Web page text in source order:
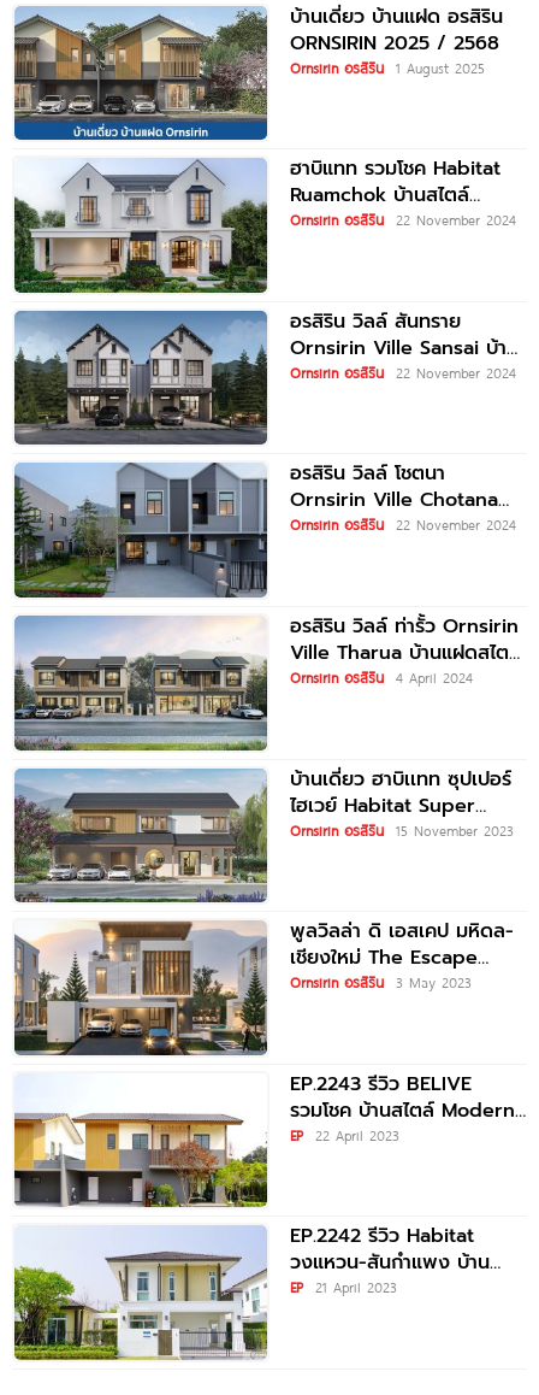
บ้านเดี่ยว บ้านแฝด อรสิริน
ORNSIRIN 2025 / 2568
Ornsirin อรสิริน 1 August 2025
ฮาบิแทท รวมโชค Habitat
Ruamchok บ้านสไตล์
French Ectectic ท่ามกลาง
Ornsirin อรสิริน 22 November 2024
อรสิริน วิลล์ สันทราย
Ornsirin Ville Sansai บ้าน
แฝดและบ้านเดี่ยว ใกล้
Ornsirin อรสิริน 22 November 2024
อรสิริน วิลล์ โชตนา
Ornsirin Ville Chotana
ทาวน์โฮมสไตล์
Ornsirin อรสิริน 22 November 2024
อรสิริน วิลล์ ท่ารั้ว Ornsirin
Ville Tharua บ้านแฝดสไตล์
Modern Homey ใกล้
Ornsirin อรสิริน 4 April 2024
บ้านเดี่ยว ฮาบิเเทท ซุปเปอร์
ไฮเวย์ Habitat Super
Highway บ้านสไตล์ญี่ปุ่น
Ornsirin อรสิริน 15 November 2023
พูลวิลล่า ดิ เอสเคป มหิดล-
เชียงใหม่ The Escape
Mahidol-Chiangmai ราคา
Ornsirin อรสิริน 3 May 2023
EP.2243 รีวิว BELIVE
รวมโชค บ้านสไตล์ Modern
Japanese โครงการคุณภาพ
EP 22 April 2023
EP.2242 รีวิว Habitat
วงแหวน-สันกำแพง บ้าน
เดี่ยวสไตล์ล้านนาโคโลเนียล
EP 21 April 2023